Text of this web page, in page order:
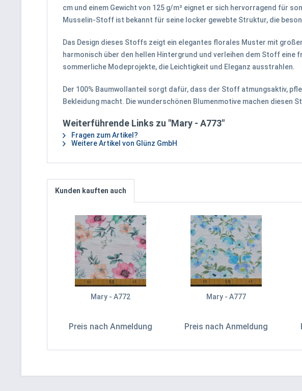
cm und einem Gewicht von 125 g/m² eignet er sich hervorragend für
Musselin-Stoff ist bekannt für seine locker gewebte Struktur, die
Das Design dieses Stoffs zeigt ein elegantes florales Muster mit
harmonisch über den hellen Hintergrund und verleihen dem Stoff
sommerliche Modeprojekte, die Leichtigkeit und Eleganz ausstrahlen.
Der 100% Baumwollanteil sorgt dafür, dass der Stoff atmungsaktiv,
Bekleidung macht. Die wunderschönen Blumenmotive machen
Weiterführende Links zu "Mary - A773"
Fragen zum Artikel?
Weitere Artikel von Glünz GmbH
Kunden kauften auch
Mary - A772
Preis nach Anmeldung
Mary - A777
Preis nach Anmeldung